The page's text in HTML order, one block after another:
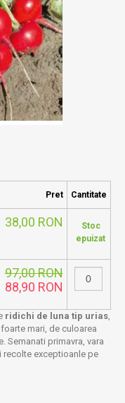
Pret Cantitate
38,00 RON
Stoc
epuizat
97,00 RON
88,90 RON
ridichi de luna tip urias,
mari, de culoarea
Semanati primavra, vara
recolte exceptioanle pe